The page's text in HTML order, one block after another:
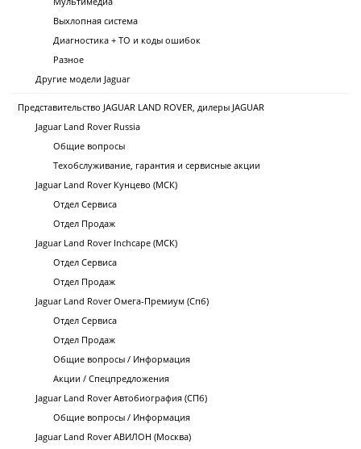
Выхлопная система
Диагностика + ТО и коды ошибок
Разное
Другие модели Jaguar
Представительство JAGUAR LAND ROVER, дилеры JAGUAR
Jaguar Land Rover Russia
Общие вопросы
Техобслуживание, гарантия и сервисные акции
Jaguar Land Rover Кунцево (МСК)
Отдел Сервиса
Отдел Продаж
Jaguar Land Rover Inchcape (МСК)
Отдел Сервиса
Отдел Продаж
Jaguar Land Rover Омега-Премиум (Спб)
Отдел Сервиса
Отдел Продаж
Общие вопросы / Информация
Акции / Спецпредложения
Jaguar Land Rover Автобиография (СПб)
Общие вопросы / Информация
Jaguar Land Rover АВИЛОН (Москва)